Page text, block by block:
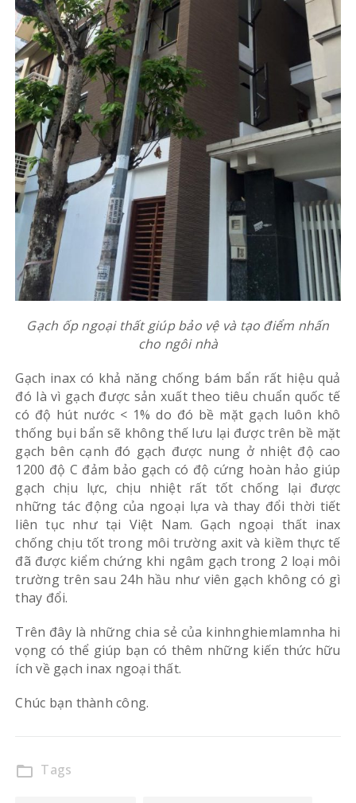
Gạch ốp ngoại thất giúp bảo vệ và tạo điểm nhấn
cho ngôi nhà
Gạch inax có khả năng chống bám bẩn rất hiệu quả
đó là vì gạch được sản xuất theo tiêu chuẩn quốc tế
có độ hút nước < 1% do đó bề mặt gạch luôn khô
thống bụi bẩn sẽ không thế lưu lại được trên bề mặt
gạch bên cạnh đó gạch được nung ở nhiệt độ cao
1200 độ C đảm bảo gạch có độ cứng hoàn hảo giúp
gạch chịu lực, chịu nhiệt rất tốt chống lại được
những tác động của ngoại lựa và thay đổi thời tiết
liên tục như tại Việt Nam. Gạch ngoại thất inax
chống chịu tốt trong môi trường axit và kiềm thực tế
đã được kiểm chứng khi ngâm gạch trong 2 loại môi
trường trên sau 24h hầu như viên gạch không có gì
thay đổi.
Trên đây là những chia sẻ của kinhnghiemlamnha hi
vọng có thể giúp bạn có thêm những kiến thức hữu
ích về gạch inax ngoại thất.
Chúc bạn thành công.
folder_open Tags